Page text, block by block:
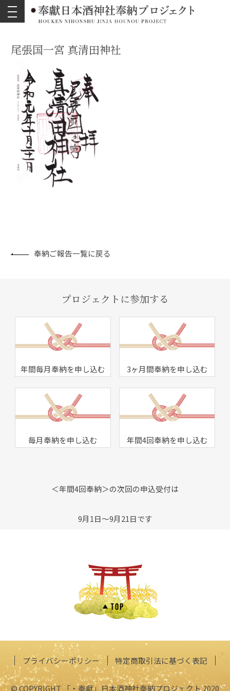
toggle
navigation
尾張国一宮 真清田神社
奉納ご報告一覧に戻る
プロジェクトに参加する
年間毎月奉納を申し込む 3ヶ月間奉納を申し込む
毎月奉納を申し込む 年間4回奉納を申し込む
＜年間4回奉納＞の次回の申込受付は
9月1日～9月21日です
プライバシーポリシー 特定商取引法に基づく表記
© COPYRIGHT 「・奉獻」日本酒神社奉納プロジェクト 2020